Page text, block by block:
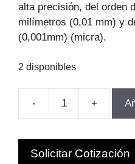
alta precisión, del orden
milímetros (0,01 mm) y
(0,001mm) (micra).
2 disponibles
-
75-
+
Solicitar Cotización